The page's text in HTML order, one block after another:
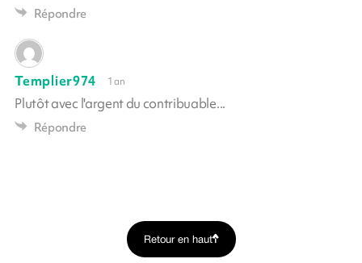
Répondre
Templier974 1 an
Plutôt avec l'argent du contribuable...
Répondre
Retour en haut